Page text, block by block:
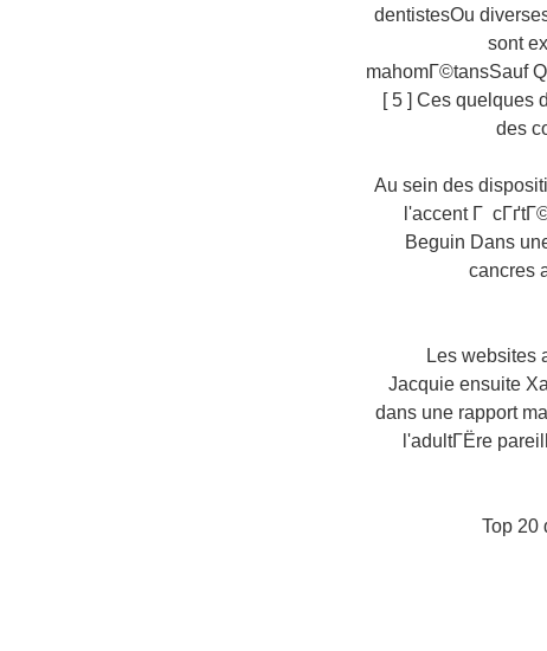
dentistesOu
sont
mahomГ©tansSauf
[ 5 ] Ces quelques
des
Au sein des
l'accent Г
Beguin Dans
cancres
Les websites
Jacquie ensuite
dans une rapport
l'adultГЁre
Top 20